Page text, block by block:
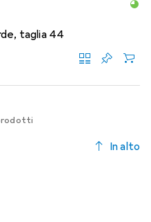
taglia 44
In alto